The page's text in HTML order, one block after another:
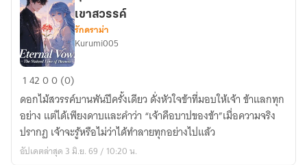
บุปผา
แห่ง
สวรรค์:
รอย
รัก
รอย
เขาสวรรค์
รักดราม่า
Kurumi005
14200 (0)
ดอกไม้สวรรค์บานพันปีครั้งเดียว ดั่งหัวใจข้าที่มอบให้เจ้า ข้าแลกทุก
อย่าง แต่ได้เพียงดาบและคำว่า “เจ้าคือบาปของข้า”เมื่อความจริง
ปรากฏ เจ้าจะรู้หรือไม่ว่าได้ทำลายทุกอย่างไปแล้ว
อัปเดตล่าสุด 3 มิ.ย. 69 / 10:20 น.